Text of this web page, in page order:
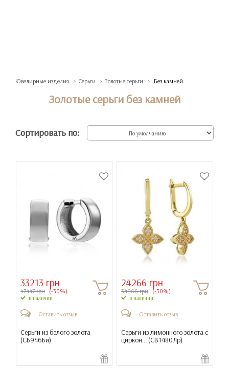
Ювелирные изделия Серьги Золотые серьги Без камней
Золотые серьги без камней
Сортировать по:
33213 грн
47447 грн (-30%)
в наличии
Оставить отзыв
Серьги из белого золота
(СБ946Би)
24266 грн
34666 грн (-30%)
в наличии
Оставить отзыв
Серьги из лимонного золота с
циркон... (СВ1480Лр)